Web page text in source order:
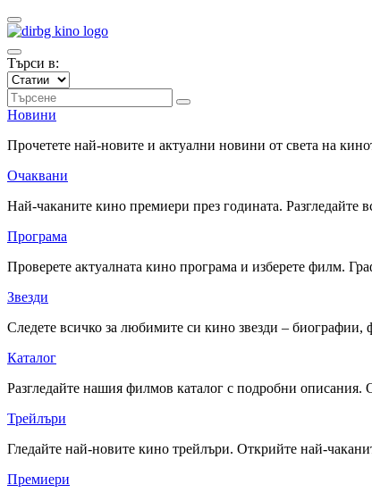
Търси в:
Новини
Прочетете най-новите и актуални новини от света на
Очаквани
Най-чаканите кино премиери през годината. Разгледайте
Програма
Проверете актуалната кино програма и изберете филм.
Звезди
Следете всичко за любимите си кино звезди –
Каталог
Разгледайте нашия филмов каталог с подробни
Трейлъри
Гледайте най-новите кино трейлъри. Открийте най-
Премиери